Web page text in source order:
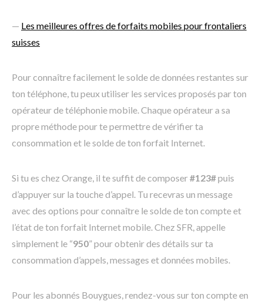
— Les meilleures offres de forfaits mobiles pour frontaliers
suisses
Pour connaître facilement le solde de données restantes sur
ton téléphone, tu peux utiliser les services proposés par ton
opérateur de téléphonie mobile. Chaque opérateur a sa
propre méthode pour te permettre de vérifier ta
consommation et le solde de ton forfait Internet.
Si tu es chez Orange, il te suffit de composer#123#puis
d’appuyer sur la touche d’appel. Tu recevras un message
avec des options pour connaître le solde de ton compte et
l’état de ton forfait Internet mobile. Chez SFR, appelle
simplement le “950” pour obtenir des détails sur ta
consommation d’appels, messages et données mobiles.
Pour les abonnés Bouygues, rendez-vous sur ton compte en